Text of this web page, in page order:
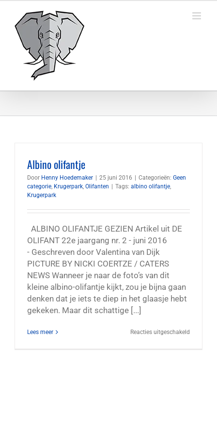
inhoud
Albino olifantje
Door Henny Hoedemaker 25 juni 2016 Categorieën: Geen
categorie, Krugerpark, Olifanten Tags: albino olifantje,
Krugerpark
ALBINO OLIFANTJE GEZIEN Artikel uit DE
OLIFANT 22e jaargang nr. 2 - juni 2016
- Geschreven door Valentina van Dijk
PICTURE BY NICKI COERTZE / CATERS
NEWS Wanneer je naar de foto’s van dit
kleine albino-olifantje kijkt, zou je bijna gaan
denken dat je iets te diep in het glaasje hebt
gekeken. Maar dit schattige [...]
Lees meer Reacties uitgeschakeld